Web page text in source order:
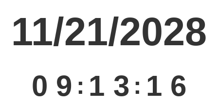
11/21/2028
0 9 : 1 3 : 1 6